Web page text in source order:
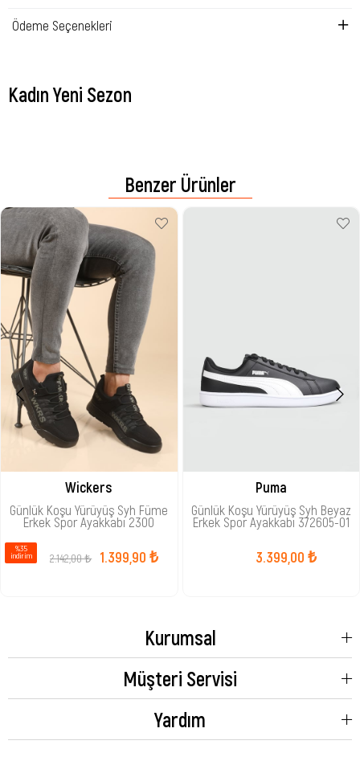
Ödeme Seçenekleri
Kadın Yeni Sezon
Benzer Ürünler
Wickers
Günlük Koşu Yürüyüş Syh Füme
Erkek Spor Ayakkabı 2300
1.399,90 ₺
2.142,00 ₺
%35
i̇ndirim
Puma
Günlük Koşu Yürüyüş Syh Beyaz
Erkek Spor Ayakkabı 372605-01
3.399,00 ₺
Kurumsal
Müşteri Servisi
Yardım